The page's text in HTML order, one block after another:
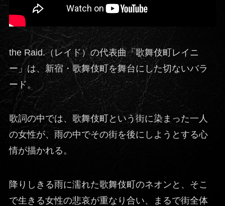
the Raid.（レイド）の代表曲「歌舞伎町レイニ
ー」は、新宿・歌舞伎町を舞台にした切ないバラ
ード。
歌詞の中では、歌舞伎町という街に染まった一人
の女性が、雨の中でその街を後にしようとする心
情が描かれる。
降りしきる雨に濡れた歌舞伎町のネオンと、そこ
で生きる女性の悲哀が重なり合い、まるで街全体